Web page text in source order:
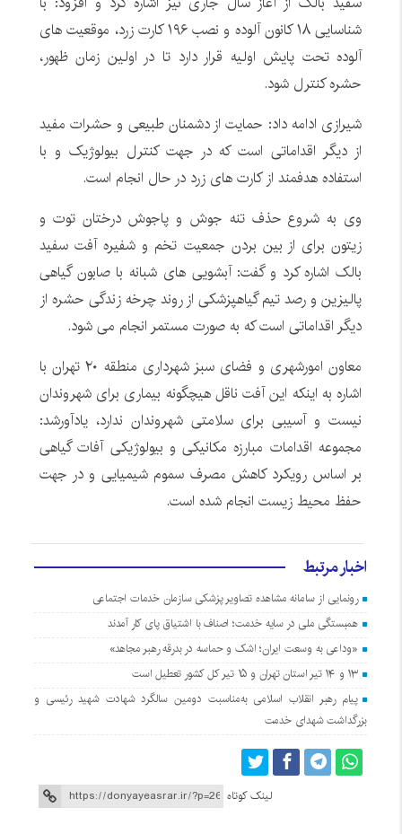
شناسایی ۱۸ کانون آلوده و نصب ۱۹۶ کارت زرد، موقعیت های
آلوده تحت پایش اولیه قرار دارد تا در اولین زمان ظهور،
حشره کنترل شود.
شیرازی ادامه داد: حمایت از دشمنان طبیعی و حشرات مفید
از دیگر اقداماتی است که در جهت کنترل بیولوژیک و با
استفاده هدفمند از کارت های زرد در حال انجام است.
وی به شروع حذف تنه جوش و پاجوش درختان توت و
زیتون برای از بین بردن جمعیت تخم و شفیره آفت سفید
بالک اشاره کرد و گفت: آبشویی های شبانه با صابون گیاهی
پالیزین و رصد تیم گیاهپزشکی از روند چرخه زندگی حشره از
دیگر اقداماتی است که به صورت مستمر انجام می شود.
معاون امورشهری و فضای سبز شهرداری منطقه ۲۰ تهران با
اشاره به اینکه این آفت ناقل هیچگونه بیماری برای شهروندان
نیست و آسیبی برای سلامتی شهروندان ندارد، یادآورشد:
مجموعه اقدامات مبارزه مکانیکی و بیولوژیکی آفات گیاهی
بر اساس رویکرد کاهش مصرف سموم شیمیایی و در جهت
حفظ محیط زیست انجام شده است.
اخبار مرتبط
رونمایی از سامانه مشاهده تصاویر پزشکی سازمان خدمات اجتماعی
همبستگی ملی در سایه خدمت؛ اصناف با اشتیاق پای کار آمدند
«وداعی به وسعت ایران؛ اشک و حماسه در بدرقه رهبر مجاهد»
۱۳ و ۱۴ تیر استان تهران و ۱۵ تیر کل کشور تعطیل است
پیام رهبر انقلاب اسلامی به‌مناسبت دومین سالگرد شهادت شهید رئیسی و
بزرگداشت شهدای خدمت
لینک کوتاه